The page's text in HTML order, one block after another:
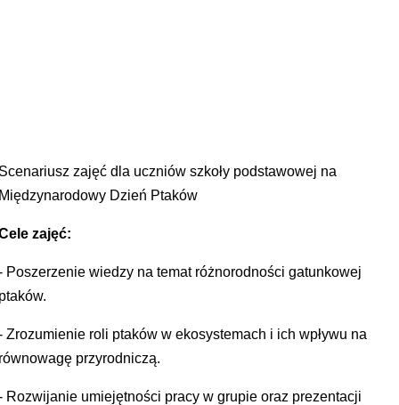
zajęć dla uczniów szkoły podstawowej na
Dzień Ptaków
zajęć:
Poszerzenie wiedzy na temat różnorodności gatunkowej
Zrozumienie roli ptaków w ekosystemach i ich wpływu na
przyrodniczą.
Rozwijanie umiejętności pracy w grupie oraz prezentacji